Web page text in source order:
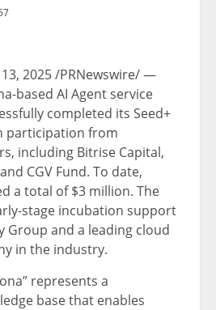
2025/PRNewswire/ —
based AI Agent service
completed its Seed+
participation from
including Bitrise Capital,
CGV Fund. To date,
a total of$3 million. The
stage incubation support
Group and a leading cloud
in the industry.
represents a
base that enables